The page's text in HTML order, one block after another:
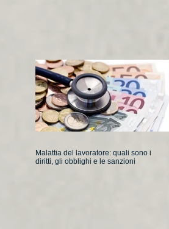
Malattia del lavoratore: quali sono i
diritti, gli obblighi e le sanzioni